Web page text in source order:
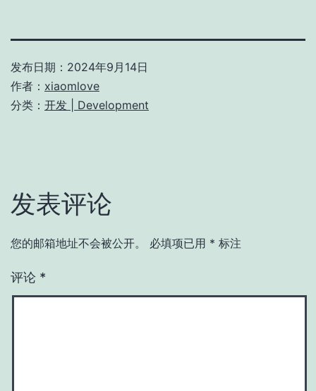
发布日期： 2024年9月14日
作者： xiaomlove
分类： 开发 | Development
发表评论
您的邮箱地址不会被公开。 必填项已用 * 标注
评论 *